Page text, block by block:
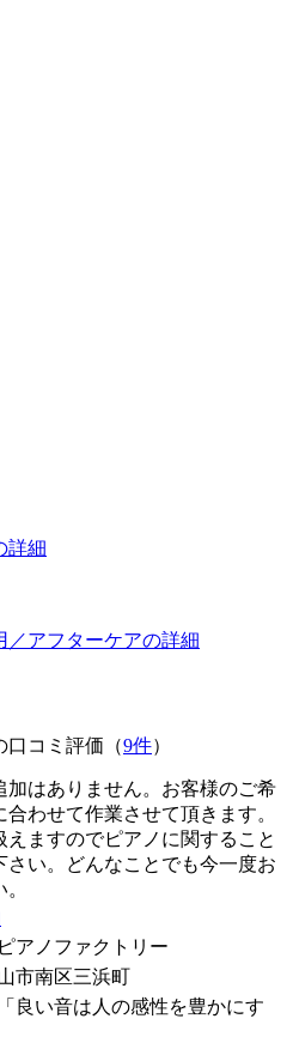
詳細
／アフターケアの詳細
口コミ評価（9件）
加はありません。お客様のご希
わせて作業させて頂きます。
えますのでピアノに関すること
さい。どんなことでも今一度お
アノファクトリー
市南区三浜町
良い音は人の感性を豊かにす